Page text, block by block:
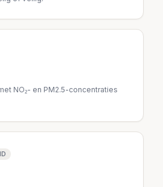
NO₂- en PM2.5-concentraties